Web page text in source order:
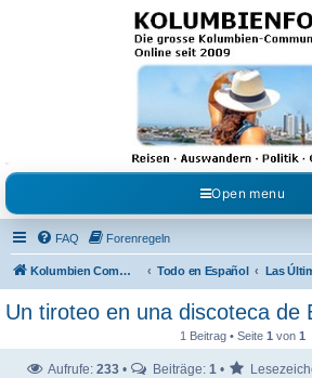
Kolumbienforum - Das
grosse Forum der
Freunde Kolumbiens
Reisen, Auswandern, Kultur, Politik, Geschichte und
Austausch, Erfahrungen und Gemeinschaft im
Open menu
FAQ Forenregeln
Kolumbien Community Todo en Español
Un tiroteo en una discoteca de
1 Beitrag • Seite 1 von 1
Aufrufe: 233 • Beiträge: 1 •